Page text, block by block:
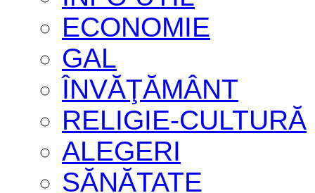
ECONOMIE
GAL
ÎNVĂŢĂMÂNT
RELIGIE-CULTURĂ
ALEGERI
SĂNĂTATE